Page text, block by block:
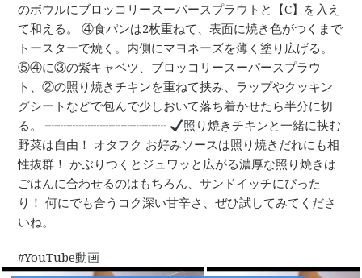
のボウルにブロッコリースーパースプラウトと【C】を入え
て和える。 ④食パンは2枚重ねて、表面に焼き色がつくまで
トースターで焼く。内側にマヨネーズを薄く塗り広げる。
⑤④に③の紫キャベツ、ブロッコリースーパースプラウ
ト、②の照り焼きチキンを重ねて挟み、ラップやクッキン
グシートなどで包んで少しおいて落ち着かせたら半分に切
る。 ┈┈┈┈┈┈┈┈┈┈
照り焼きチキンと一緒に挟む
野菜は自由！ オタフク お好みソースは照り焼きだれにも相
性抜群！ かぶりつくとジュワッと広がる濃厚な照り焼きは
ごはんに合わせるのはもちろん、サンドイッチにぴった
り！ 何にでも合うコク深い甘辛さ、ぜひ試してみてくださ
いね。
YouTube動画